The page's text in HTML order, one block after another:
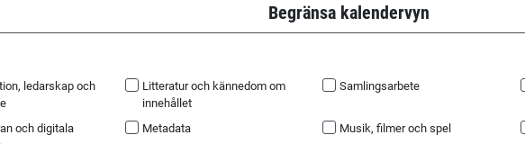
Begränsa kalendervyn
ledarskap och
Litteratur och kännedom om
innehållet
Samlingsarbete
och digitala
Metadata Musik, filmer och spel